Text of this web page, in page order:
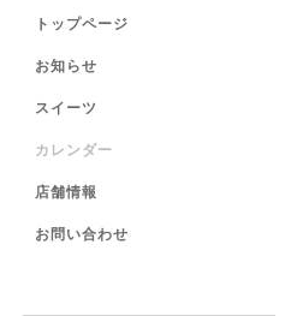
トップページ
お知らせ
スイーツ
カレンダー
店舗情報
お問い合わせ